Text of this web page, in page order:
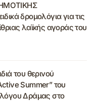
δρομολόγια για τις
λαϊκής αγοράς του
του θερινού
Summer” του
Δράμας στο